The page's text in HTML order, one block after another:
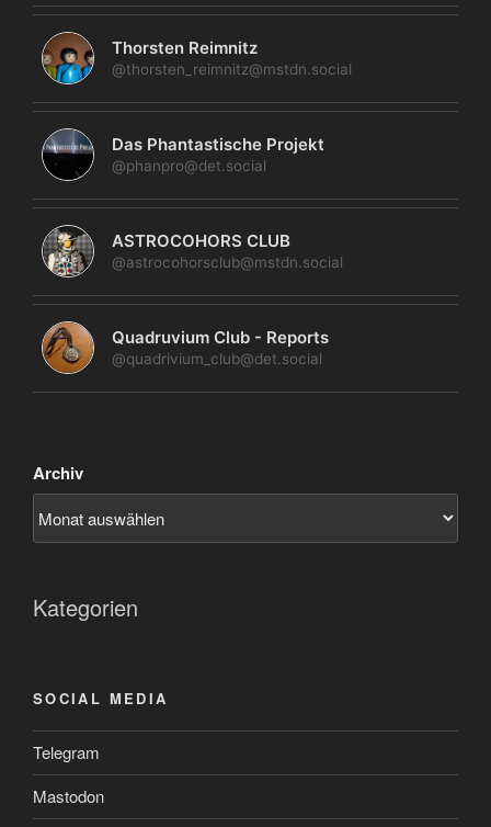
Thorsten Reimnitz
@thorsten_reimnitz@mstdn.social
Das Phantastische Projekt
@phanpro@det.social
ASTROCOHORS CLUB
@astrocohorsclub@mstdn.social
Quadruvium Club - Reports
@quadrivium_club@det.social
Archiv
Kategorien
SOCIAL MEDIA
Telegram
Mastodon